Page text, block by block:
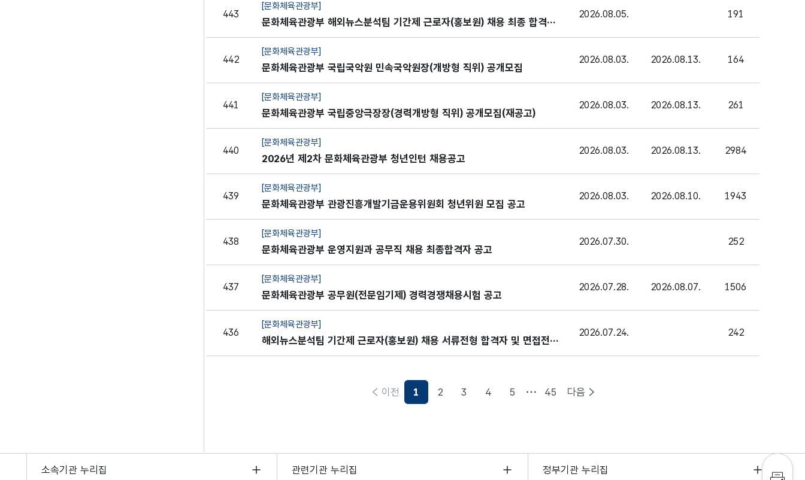
443
[문화체육관광부]
문화체육관광부 해외뉴스분석팀 기간제 근로자(홍보원) 채용 최종 합격자
공고
2026.08.05. 191
442
[문화체육관광부]
문화체육관광부 국립국악원 민속국악원장(개방형 직위) 공개모집
2026.08.03. 2026.08.13. 164
441
[문화체육관광부]
문화체육관광부 국립중앙극장장(경력개방형 직위) 공개모집(재공고)
2026.08.03. 2026.08.13. 261
440
[문화체육관광부]
2026년 제2차 문화체육관광부 청년인턴 채용공고
2026.08.03. 2026.08.13. 2984
439
[문화체육관광부]
문화체육관광부 관광진흥개발기금운용위원회 청년위원 모집 공고
2026.08.03. 2026.08.10. 1943
438
[문화체육관광부]
문화체육관광부 운영지원과 공무직 채용 최종합격자 공고
2026.07.30. 252
437
[문화체육관광부]
문화체육관광부 공무원(전문임기제) 경력경쟁채용시험 공고
2026.07.28. 2026.08.07. 1506
436
[문화체육관광부]
해외뉴스분석팀 기간제 근로자(홍보원) 채용 서류전형 합격자 및 면접전형
공고
2026.07.24. 242
이전
현재페이지
1 2 3 4 5 45 다음
소속기관 누리집 관련기관 누리집 정부기관 누리집